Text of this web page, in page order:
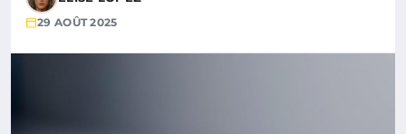
29 AOÛT 2025